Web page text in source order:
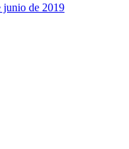
junio de 2019